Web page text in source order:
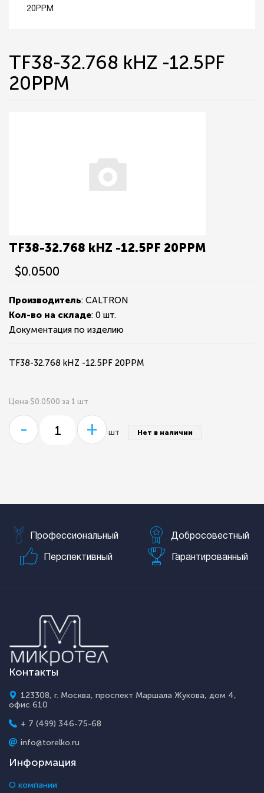
20PPM
TF38-32.768 kHZ -12.5PF
20PPM
TF38-32.768 kHZ -12.5PF 20PPM
$0.0500
Производитель: CALTRON
Кол-во на складе: 0 шт.
Документация по изделию
TF38-32.768 kHZ -12.5PF 20PPM
Цена $0.0500 за 1 шт
- + шт Нет в наличии
Профессиональный Добросовестный
Перспективный Гарантированный
Контакты
123308, г. Москва, проспект Маршала Жукова, дом 4,
офис 610
+ 7 (499) 346-75-68
info@torelko.ru
Информация
О компании